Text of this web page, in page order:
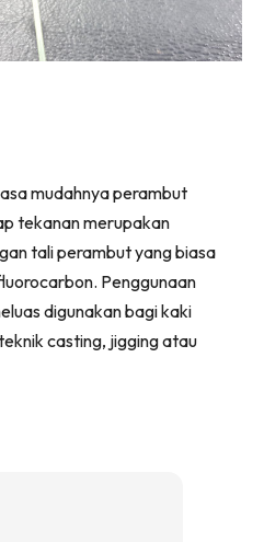
mudahnya perambut
tekanan merupakan
tali perambut yang biasa
Penggunaan
digunakan bagi kaki
casting, jigging atau